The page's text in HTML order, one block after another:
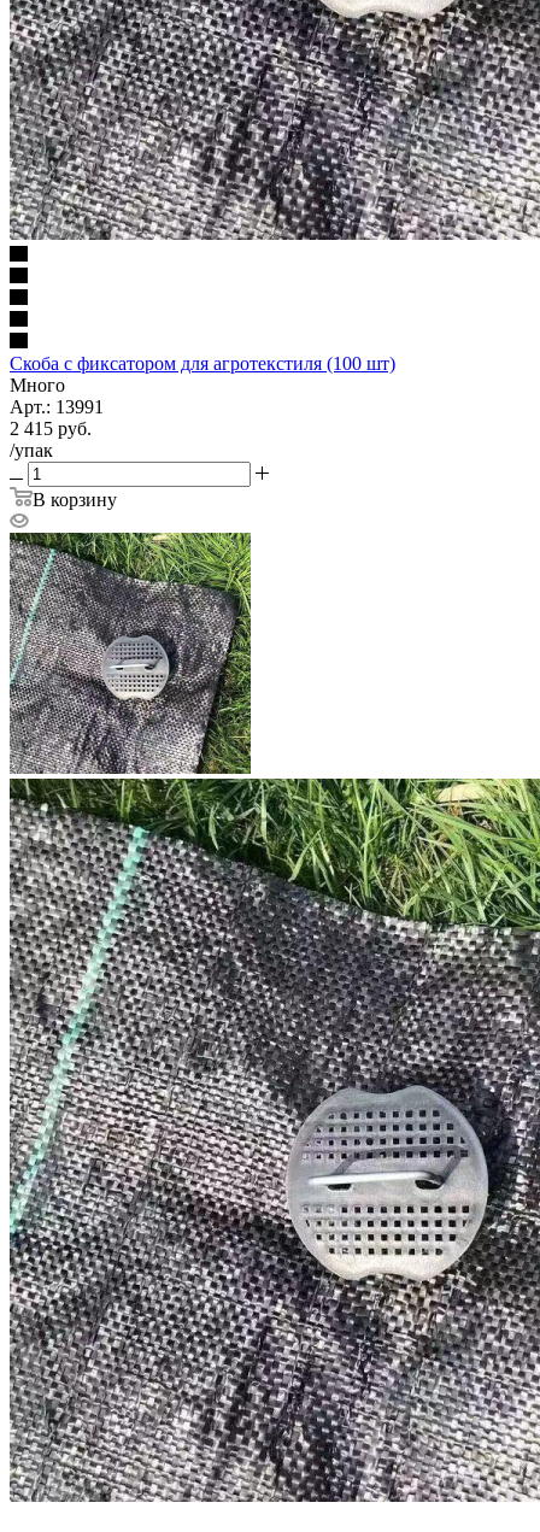
Скоба с фиксатором для агротекстиля (100 шт)
Много
Арт.: 13991
2 415 руб.
/упак
В корзину